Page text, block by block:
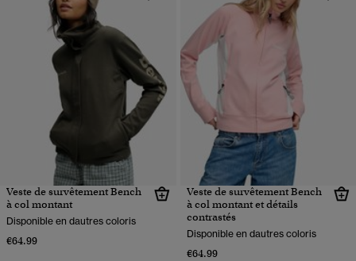
Veste de survêtement Bench
à col montant
Disponible en dautres coloris
€64.99
Veste de survêtement Bench
à col montant et détails
contrastés
Disponible en dautres coloris
€64.99